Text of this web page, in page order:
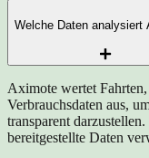
Welche Daten analysiert
Aximote wertet
Verbrauchsdaten aus,
transparent
bereitgestellte Daten